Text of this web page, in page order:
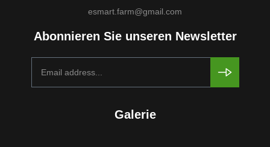
esmart.farm@gmail.com
Abonnieren Sie unseren Newsletter
Galerie